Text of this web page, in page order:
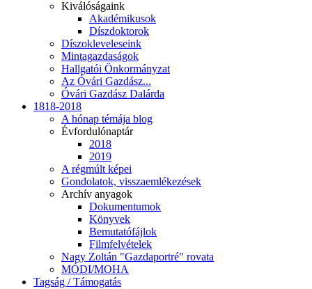
Kiválóságaink
Akadémikusok
Díszdoktorok
Díszokleveleseink
Mintagazdaságok
Hallgatói Önkormányzat
Az Óvári Gazdász...
Óvári Gazdász Dalárda
1818-2018
A hónap témája blog
Évfordulónaptár
2018
2019
A régmúlt képei
Gondolatok, visszaemlékezések
Archív anyagok
Dokumentumok
Könyvek
Bemutatófájlok
Filmfelvételek
Nagy Zoltán "Gazdaportré" rovata
MÓDI/MOHA
Tagság / Támogatás